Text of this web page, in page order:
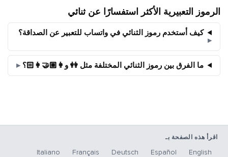
الرموز التعبيرية الأكثر استفسارًا عن ثنائي
كيف أستخدم رموز الثنائي في واتساب للتعبير عن الصداقة؟
ما الفرق بين رموز الثنائي المختلفة مثل 👭 و👩🏼‍🤝‍👩🏻؟
اقرأ هذه الصفحة بـ
English
Español
Deutsch
Français
Italiano